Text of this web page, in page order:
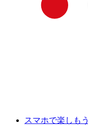
スマホで楽しもう